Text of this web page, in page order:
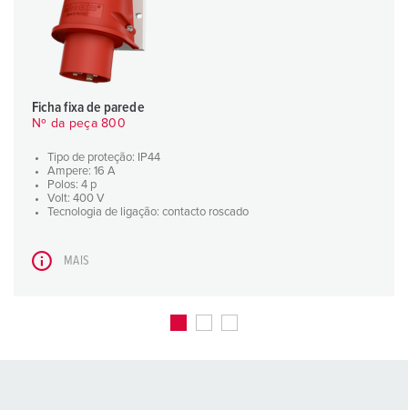
Ficha fixa de parede
Nº da peça 800
Tipo de proteção: IP44
Ampere: 16 A
Polos: 4 p
Volt: 400 V
Tecnologia de ligação: contacto roscado
MAIS